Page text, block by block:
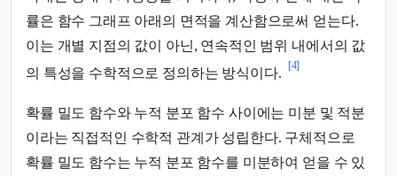
률은 함수 그래프 아래의 면적을 계산함으로써 얻는다.
이는 개별 지점의 값이 아닌, 연속적인 범위 내에서의 값
의 특성을 수학적으로 정의하는 방식이다.
[4]
확률 밀도 함수와 누적 분포 함수 사이에는 미분 및 적분
이라는 직접적인 수학적 관계가 성립한다. 구체적으로
확률 밀도 함수는 누적 분포 함수를 미분하여 얻을 수 있